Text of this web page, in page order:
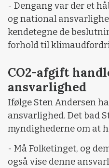
- Dengang var der et
og national
kendetegne de
forhold til
CO2-afgift
ansvarlighed
Ifølge Sten Andersen
ansvarlighed. Det bad
myndighederne om at
- Må Folketinget, og
også vise denne